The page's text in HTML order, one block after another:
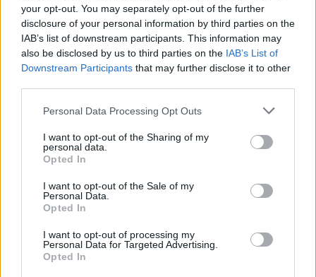
your opt-out. You may separately opt-out of the further
disclosure of your personal information by third parties on the
IAB’s list of downstream participants. This information may
also be disclosed by us to third parties on the IAB’s List of
Downstream Participants that may further disclose it to other
Please note that this website/app uses one or more Google
not limited to your visit or usage behaviour. You may click to
grant or deny consent to Google and its third-party tags to
use your data for below specified purposes in below Google
consent section.
Personal Data Processing Opt Outs
I want to opt-out of the Sharing of my
personal data.
Opted In
I want to opt-out of the Sale of my
Personal Data.
Opted In
I want to opt-out of processing my
Personal Data for Targeted Advertising.
Opted In
Meccs Center
Paris Saint-Germain
Manchester United
Felkészülési szezon 4. mérkőzés
2026-08-08 17:00